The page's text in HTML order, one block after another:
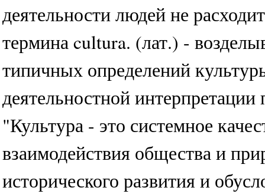
деятельности людей не
термина cultura. (лат.) -
типичных определений
деятельностной
"Культура - это системное
взаимодействия общества и
исторического развития и